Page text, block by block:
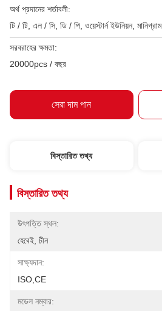
অর্থ প্রদানের শর্তাবলী:
টি / টি, এল / সি, ডি / পি, ওয়েস্টার্ন ইউনিয়ন, মানিগ্রাম
সরবরাহের ক্ষমতা:
20000pcs / বছর
সেরা দাম পান
বিস্তারিত তথ্য
বিস্তারিত তথ্য
উৎপত্তি স্থল:
হেবেই, চীন
সাক্ষ্যদান:
ISO,CE
মডেল নম্বার: